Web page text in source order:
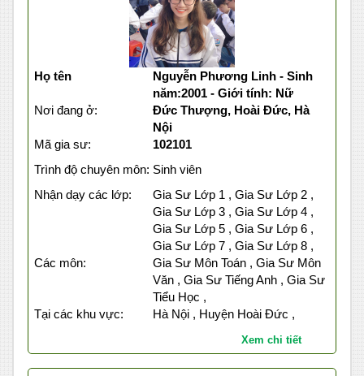
Họ tên
Nguyễn Phương Linh - Sinh
năm:2001 - Giới tính: Nữ
Nơi đang ở:
Đức Thượng, Hoài Đức, Hà
Nội
Mã gia sư:
102101
Trình độ chuyên môn: Sinh viên
Nhận dạy các lớp:
Gia Sư Lớp 1 , Gia Sư Lớp 2 ,
Gia Sư Lớp 3 , Gia Sư Lớp 4 ,
Gia Sư Lớp 5 , Gia Sư Lớp 6 ,
Gia Sư Lớp 7 , Gia Sư Lớp 8 ,
Các môn:
Gia Sư Môn Toán , Gia Sư Môn
Văn , Gia Sư Tiếng Anh , Gia Sư
Tiểu Học ,
Tại các khu vực:
Hà Nội , Huyện Hoài Đức ,
Xem chi tiết